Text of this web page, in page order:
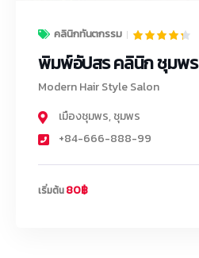
คลินิกทันตกรรม
พิมพ์อัปสร คลินิก ชุมพร
Modern Hair Style Salon
เมืองชุมพร,ชุมพร
+84-666-888-99
เริ่มต้น80฿